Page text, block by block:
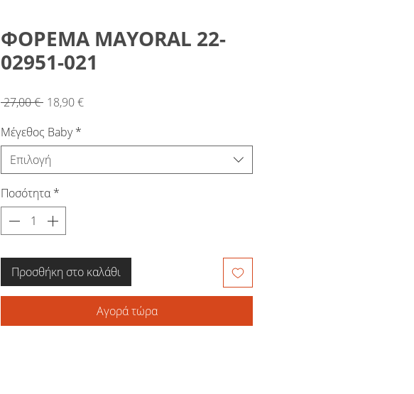
ΦΟΡΕΜΑ MAYORAL 22-
02951-021
27,00 € Κανονική
18,90 €Τιμή
Μέγεθος Baby *
Επιλογή
Ποσότητα *
Προσθήκη στο καλάθι
Αγορά τώρα